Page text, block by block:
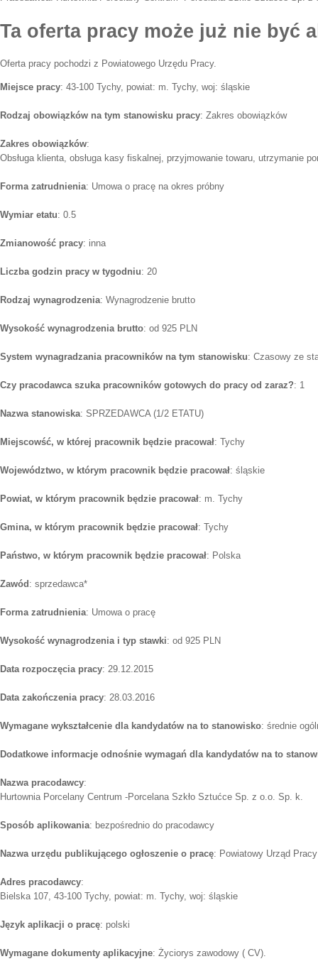
Ta oferta pracy może już nie być
Oferta pracy pochodzi z Powiatowego Urzędu Pracy.
Miejsce pracy: 43-100 Tychy, powiat: m. Tychy, woj: śląskie
Rodzaj obowiązków na tym stanowisku pracy: Zakres obowiązków
Zakres obowiązków:
Obsługa klienta, obsługa kasy fiskalnej, przyjmowanie towaru, utrzymanie
Forma zatrudnienia: Umowa o pracę na okres próbny
Wymiar etatu: 0.5
Zmianowość pracy: inna
Liczba godzin pracy w tygodniu: 20
Rodzaj wynagrodzenia: Wynagrodzenie brutto
Wysokość wynagrodzenia brutto: od 925 PLN
System wynagradzania pracowników na tym stanowisku: Czasowy ze
Czy pracodawca szuka pracowników gotowych do pracy od zaraz?: 1
Nazwa stanowiska: SPRZEDAWCA (1/2 ETATU)
Miejscowść, w której pracownik będzie pracował: Tychy
Województwo, w którym pracownik będzie pracował: śląskie
Powiat, w którym pracownik będzie pracował: m. Tychy
Gmina, w którym pracownik będzie pracował: Tychy
Państwo, w którym pracownik będzie pracował: Polska
Zawód : sprzedawca*
Forma zatrudnienia: Umowa o pracę
Wysokość wynagrodzenia i typ stawki: od 925 PLN
Data rozpoczęcia pracy: 29.12.2015
Data zakończenia pracy: 28.03.2016
Wymagane wykształcenie dla kandydatów na to stanowisko: średnie
Dodatkowe informacje odnośnie wymagań dla kandydatów na to
Nazwa pracodawcy:
Hurtownia Porcelany Centrum -Porcelana Szkło Sztućce Sp. z o.o. Sp. k.
Sposób aplikowania: bezpośrednio do pracodawcy
Nazwa urzędu publikującego ogłoszenie o pracę: Powiatowy Urząd
Adres pracodawcy:
Bielska 107, 43-100 Tychy, powiat: m. Tychy, woj: śląskie
Język aplikacji o pracę: polski
Wymagane dokumenty aplikacyjne: Życiorys zawodowy ( CV).